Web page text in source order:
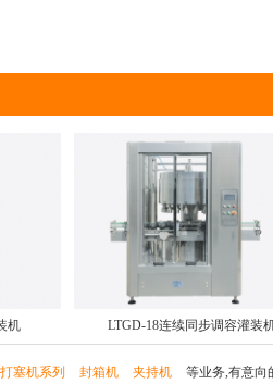
机 LTGD-18连续同步调容灌装
打塞机系列 封箱机 夹持机 等业务,有意向